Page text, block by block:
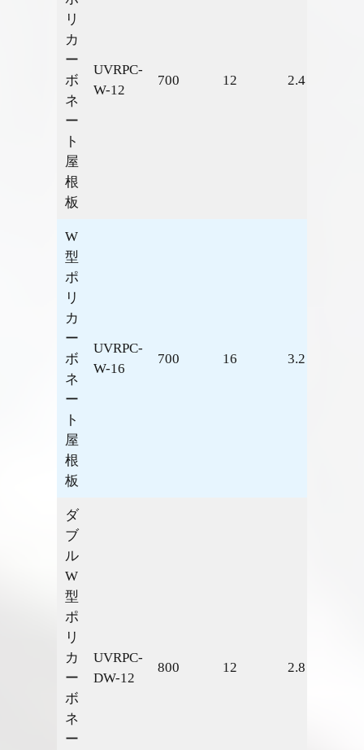
リ
カ
ー
ボ
ネ
ー
ト
屋
根
板
UVRPC-
W-12
700 12 2.4
W
型
ポ
リ
カ
ー
ボ
ネ
ー
ト
屋
根
板
UVRPC-
W-16
700 16 3.2
ダ
ブ
ル
W
型
ポ
リ
カ
ー
ボ
ネ
ー
UVRPC-
DW-12
800 12 2.8